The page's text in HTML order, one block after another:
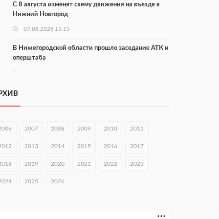
С 8 августа изменят схему движения на въезде в
Нижний Новгород
07.08.2026 15:15
В Нижегородской области прошло заседание АТК и
оперштаба
В Чкаловске спустили на воду «Метеор-120Р»
07.08.2026 14:01
В Нижегородской области выбрали лучшего
07.08.2026 13:48
строителя
2007 2008 2009 2010 2011
2013 2014 2015 2016 2017
2019 2020 2021 2022 2023
2025 2026